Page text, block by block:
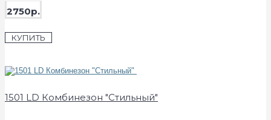
2750р.
КУПИТЬ
1501 LD Комбинезон "Стильный"